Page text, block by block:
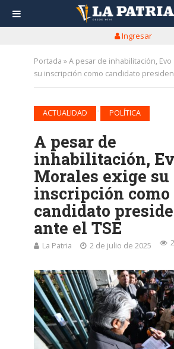
Ingresar
Portada »A pesar de inhabilitación,
su inscripción como candidato
ACTUALIDAD POLÍTICA
A pesar de
inhabilitación,
Morales exige su
inscripción como
candidato
ante el TSE
La Patria 2 de julio de 2025